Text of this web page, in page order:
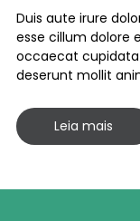
Duis aute irure
esse cillum dolore
occaecat
deserunt mollit
Leia mais